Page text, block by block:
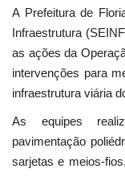
A Prefeitura de
Infraestrutura
as ações da
intervenções para
infraestrutura viária
As equipes
pavimentação
sarjetas e meios-